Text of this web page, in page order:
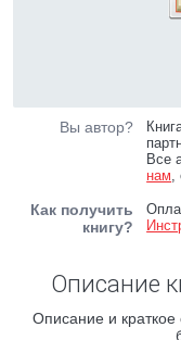
Вы автор?
Все
нам,
Как получить
книгу?
Описание
Описание и краткое